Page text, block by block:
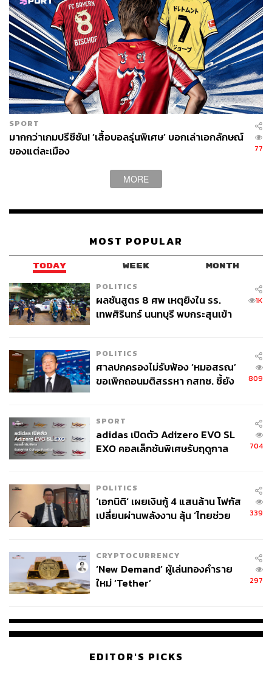
บ้าง แต่ร่างที่ไม่ใช่ร่างทองของสตาร์ชาวเบลเยียมก็ไม่
สามารถเปลี่ยนแปลงอะไรให้กับทีมได้ ในทางตรงกันข้ามเขา
ยังมีการ ‘หลุด’ เล่นพลาดในหลายๆจังหวะ
ไม่เฉพาะเดอ บรอยน์ คนเดียวที่มีปัญหา แต่นักเตะซิตี้ทั้งทีม
จังหวะการเล่นขาดความเฉียบคมอย่างน่าตกใจ ซึ่งหากมันจะ
เป็นเรื่องของวันที่หลุดฟอร์มก็เป็นเรื่องเข้าใจได้ แต่ในระยะ
หลังพวกเขาเป็นบ่อยจนชวนให้คิดว่านี่อาจเป็นช่วง ‘ขาลง’
ของพวกเขาเหมือนกัน แค่ยังไม่เลวร้ายสาหัสเหมือน
ลิเวอร์พูลที่แทบล่มสลายในฤดูกาลนี้
ตามความเห็นจาก เนดุม โอนูโอฮา คอมเมนเตเตอร์ทาง
Match of the Day
ช่อง BBC มองว่า ตอนนี้แมนฯ ซิตี้
เขาขึ้นมาหน่อย
ที่บอกแบบนั้นเพราะตลอดหลายปีที่ผ่านมาซิตี้และลิเวอร์พูล
ทำผลงานในระดับที่เหนือมนุษย์อย่างมากโดยเฉพาะใน
ฤดูกาลที่พวกเขาขับเคี่ยวกันอย่างเข้มข้นชนิดตาต่อตาฟันต่อ
ฟัน ไม่ยอมให้เกิดความผิดพลาดขึ้นอย่างเด็ดขาด ไม่ว่าเกม
นั้นจะเล่นดีหรือไม่ดี พวกเขาก็จะเก็บชัยชนะได้เสมอ
เอะใจ
ในประเด็นเรื่องการหลุดฟอร์มของซิตี้นั้นถูกนักวิเคราะห์มอง
การอิ่มตัวและเริ่มฟอร์มตกของนักเตะระดับแกนหลัก
หลายคน จบฤดูกาลนี้คาดว่าจะมีสตาร์หลายคนที่ย้าย
ออกจากทีม ซึ่งรวมถึง อิลคาย กุนโดกัน, แบร์นาโด ซิล
เป๊ปเหมือน ‘คิดมากจนเกินไป’ ในหลายเรื่อง ทั้งแท็กติก
ไปจนถึงการพยายามใช้นักเตะที่คุณภาพดูด้อยกว่าตัว
หลักเดิมอย่าง มานูเอล อาคานจี และ นาธาน อาเก ใน
การเสียประตูเพิ่มเป็น 1 ประตูต่อนัดในฤดูกาลนี้ เมื่อ
เทียบกับคู่ของ รูเบน ดิอาส และลาปอร์ต ที่ค่าเฉลี่ยการ
เสียประตูอยู่ที่ 0.68 ประตูต่อนัดในฤดูกาลที่แล้ว
ระบบการเล่น 4-4-2 ที่พยายามใช้ไม่ได้ผล โรดรีและซิล
เกมทางซ้าย แจ็ค กรีลิช ไม่ได้รับการสนับสนุนจาก
เพื่อนมากพอ และตัวของเขาเองก็ทำอะไรได้น้อยมาก
เมื่อต้องเจอกับการประกบติดแบบสู้ไม่ถอยของ เอเมอร์
SPORT
มากกว่าเกมปรีซีซัน! ‘เสื้อบอลรุ่นพิเศษ’ บอกเล่าเอกลักษณ์
ของแต่ละเมือง
77
MORE
MOST POPULAR
TODAY WEEK MONTH
POLITICS
ผลชันสูตร 8 ศพ เหตุยิงใน รร.
เทพศิรินทร์ นนทบุรี พบกระสุนเข้า
1K
POLITICS
ศาลปกครองไม่รับฟ้อง ‘หมอสรณ’
ขอเพิกถอนมติสรรหา กสทช. ชี้ยัง
809
SPORT
adidas เปิดตัว Adizero EVO SL
EXO คอลเล็กชันพิเศษรับฤดูกาล
704
POLITICS
‘เอกนิติ’ เผยเงินกู้ 4 แสนล้าน โฟกัส
เปลี่ยนผ่านพลังงาน ลุ้น ‘ไทยช่วย
339
CRYPTOCURRENCY
‘New Demand’ ผู้เล่นทองคำราย
ใหม่ ‘Tether’
297
EDITOR'S PICKS